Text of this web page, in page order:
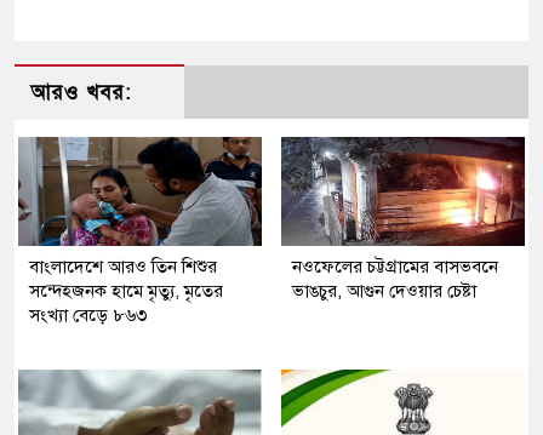
আরও খবর:
বাংলাদেশে আরও তিন শিশুর
সন্দেহজনক হামে মৃত্যু, মৃতের
সংখ্যা বেড়ে ৮৬৩
নওফেলের চট্টগ্রামের বাসভবনে
ভাঙচুর, আগুন দেওয়ার চেষ্টা